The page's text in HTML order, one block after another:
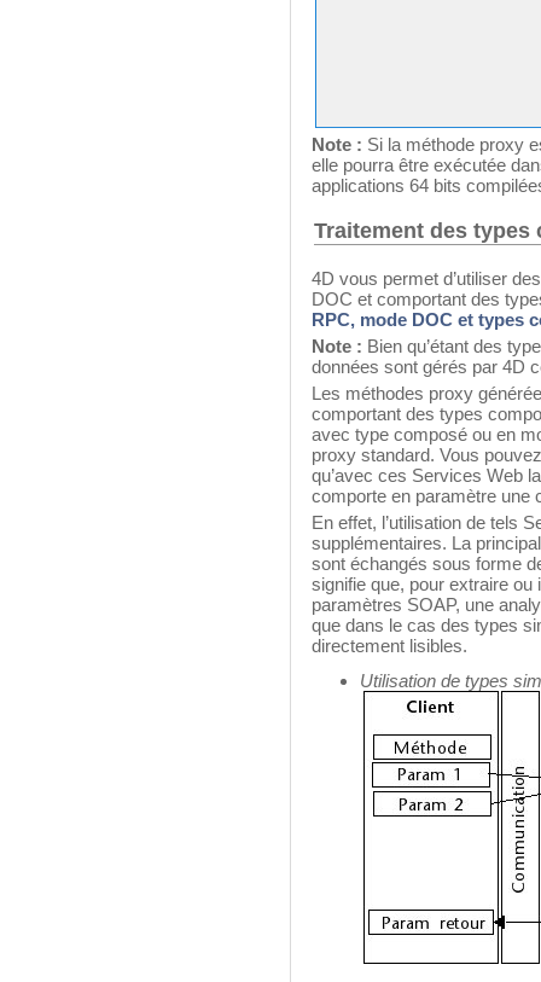
Note : Si la méthode proxy
elle pourra être exécutée
applications 64 bits
Traitement des types
4D vous permet d’utiliser
DOC et comportant des
RPC, mode DOC et types
Note : Bien qu’étant des
données sont gérés par 4D
Les méthodes proxy
comportant des types
avec type composé ou en
proxy standard. Vous
qu’avec ces Services Web
comporte en paramètre une
En effet, l’utilisation de tels
supplémentaires. La
sont échangés sous forme
signifie que, pour extraire
paramètres SOAP, une
que dans le cas des types
directement lisibles.
Utilisation de types